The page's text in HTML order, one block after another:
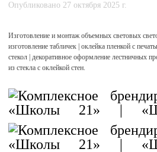
Опубликовано 27 октября 2025 г.
Изготовление и монтаж объемных световых
изготовление табличек | оклейка пленкой с
стекол | декоративное оформление лестничных
из стекла с оклейкой стен.